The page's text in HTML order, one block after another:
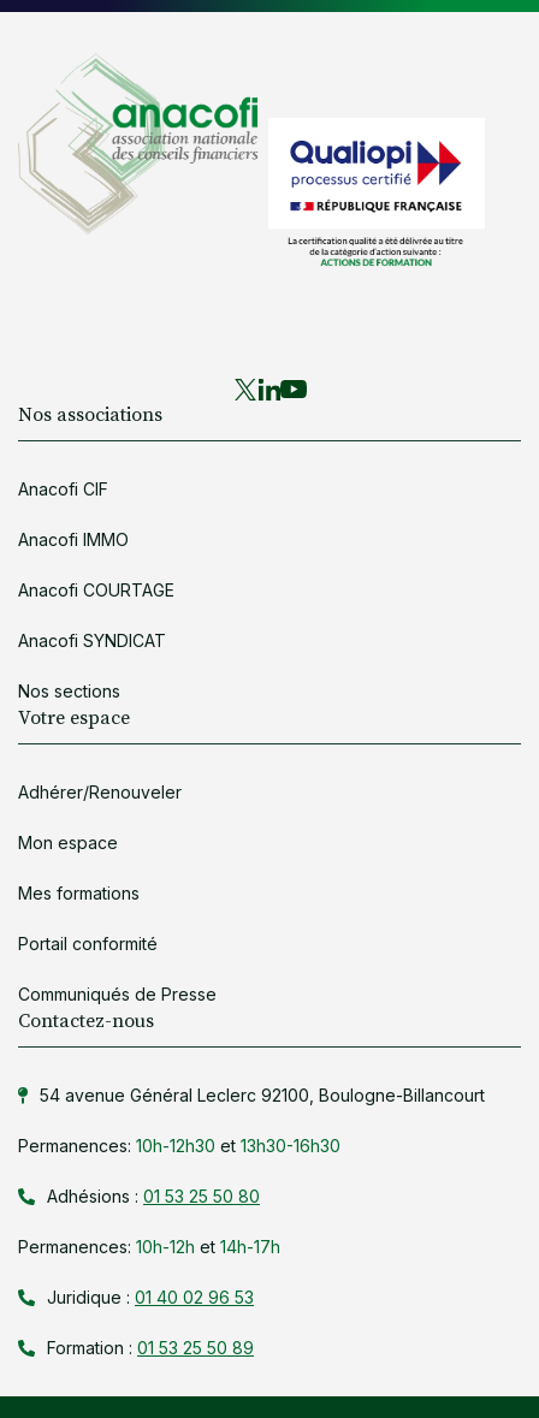
Nos associations
Anacofi CIF
Anacofi IMMO
Anacofi COURTAGE
Anacofi SYNDICAT
Nos sections
Votre espace
Adhérer/Renouveler
Mon espace
Mes formations
Portail conformité
Communiqués de Presse
Contactez-nous
54 avenue Général Leclerc 92100, Boulogne-Billancourt
Permanences: 10h-12h30 et 13h30-16h30
Adhésions : 01 53 25 50 80
Permanences: 10h-12h et 14h-17h
Juridique : 01 40 02 96 53
Formation : 01 53 25 50 89